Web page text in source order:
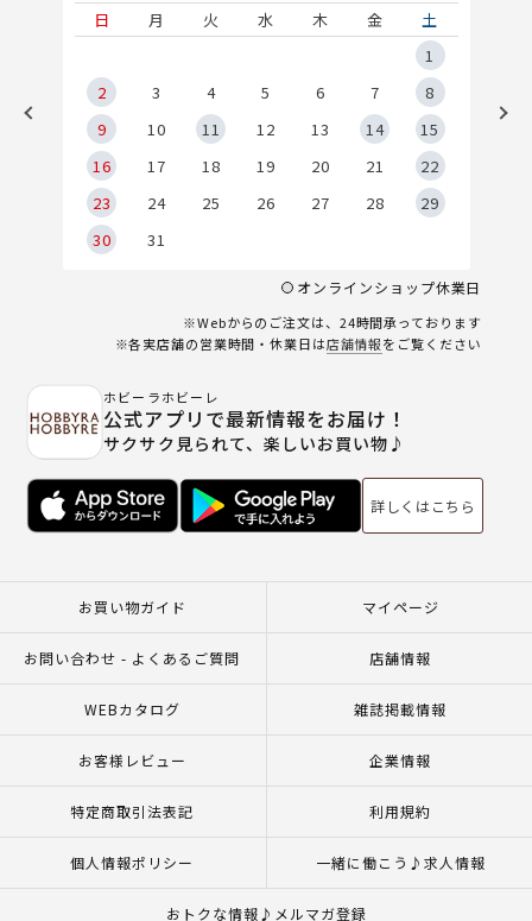
日
月 火 水 木 金
土
1
2
3 4 5 6 7
8
9
10 11 12 13 14
15
16
17 18 19 20 21
22
23
24 25 26 27 28
29
30
31
オンラインショップ休業日
※Webからのご注文は、24時間承っております
※各実店舗の営業時間・休業日は店舗情報をご覧ください
ホビーラホビーレ
公式アプリで最新情報をお届け！
サクサク見られて、楽しいお買い物♪
詳しくはこちら
お買い物ガイド マイページ
お問い合わせ - よくあるご質問 店舗情報
WEBカタログ 雑誌掲載情報
お客様レビュー 企業情報
特定商取引法表記 利用規約
個人情報ポリシー 一緒に働こう♪求人情報
おトクな情報♪メルマガ登録